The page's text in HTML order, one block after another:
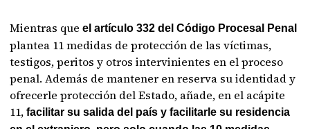
Mientras que el artículo 332 del Código Procesal Penal
plantea 11 medidas de protección de las víctimas,
testigos, peritos y otros intervinientes en el proceso
penal. Además de mantener en reserva su identidad y
ofrecerle protección del Estado, añade, en el acápite
11,facilitar su salida del país y facilitarle su residencia